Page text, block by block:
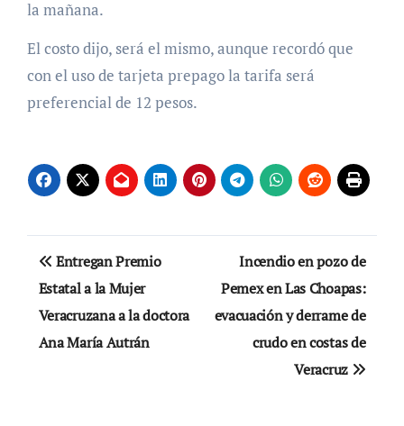
la mañana.
El costo dijo, será el mismo, aunque recordó que
con el uso de tarjeta prepago la tarifa será
preferencial de 12 pesos.
Navegación
de
entradas
Entregan Premio
Estatal a la Mujer
Veracruzana a la doctora
Ana María Autrán
Incendio en pozo de
Pemex en Las Choapas:
evacuación y derrame de
crudo en costas de
Veracruz